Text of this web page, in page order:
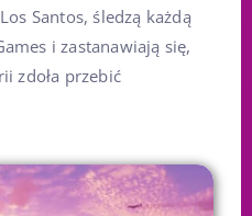
Santos, śledzą każdą
i zastanawiają się,
zdoła przebić